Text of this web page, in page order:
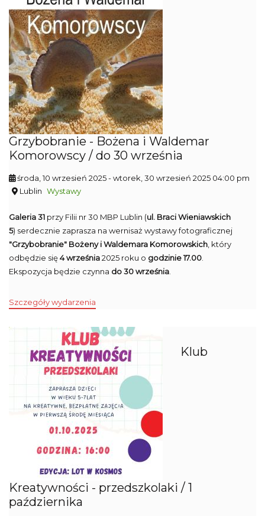
Grzybobranie - Bożena i Waldemar
Komorowscy / do 30 września
środa, 10 wrzesień 2025- wtorek, 30 wrzesień 2025 04:00 pm
Lublin Wystawy
Galeria 31 przy Filii nr 30 MBP Lublin (ul. Braci Wieniawskich
5) serdecznie zaprasza na wernisaż wystawy fotograficznej
"Grzybobranie" Bożeny i Waldemara Komorowskich , który
odbędzie się4 września2025 roku o godzinie 17.00
Ekspozycja będzie czynna do 30 września
Szczegóły wydarzenia
Klub
Kreatywności - przedszkolaki / 1
października